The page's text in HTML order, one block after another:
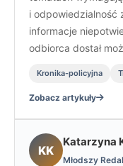
i odpowiedzialność
informacje
odbiorca dostał
Kronika-policyjna
Zobacz artykuły
KK
Katarzyna
Młodszy